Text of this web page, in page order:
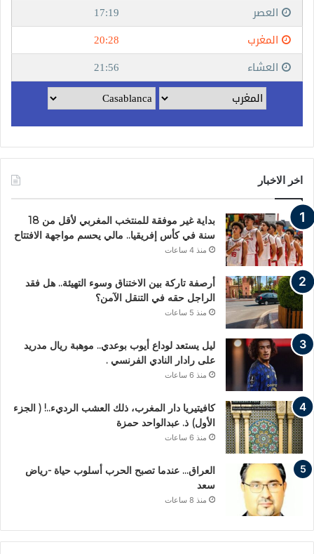
اخر الاخبار
بداية غير موفقة للمنتخب المغربي لأقل من 18
سنة في كأس إفريقيا.. مالي يحسم مواجهة الافتتاح
منذ 4 ساعات
أرصفة تاركة بين الاختناق وسوء التهيئة.. هل فقد
الراجل حقه في التنقل الآمن؟
منذ 5 ساعات
ليل يستعد لوداع أيوب بوعدي.. موهبة ريال مدريد
على رادار النادي الفرنسي .
منذ 6 ساعات
كافيتيريا دار المغرب، ذلك العشب الرديء..! ( الجزء
الأول) ذ. عبدالواحد حمزة
منذ 6 ساعات
العراق… عندما تصبح الحرب أسلوب حياة -رياض
سعد
منذ 8 ساعات